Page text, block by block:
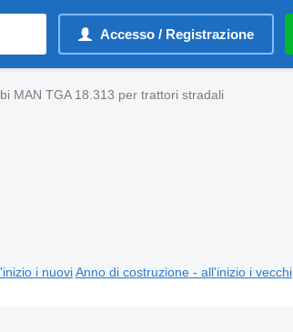
Accesso / Registrazione
MAN TGA 18.313 per trattori stradali
i nuovi Anno di costruzione - all'inizio i vecchi